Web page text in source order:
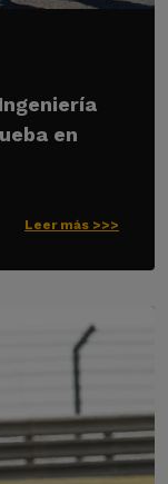
en
Leer más >>>